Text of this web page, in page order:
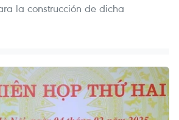
la construcción de dicha